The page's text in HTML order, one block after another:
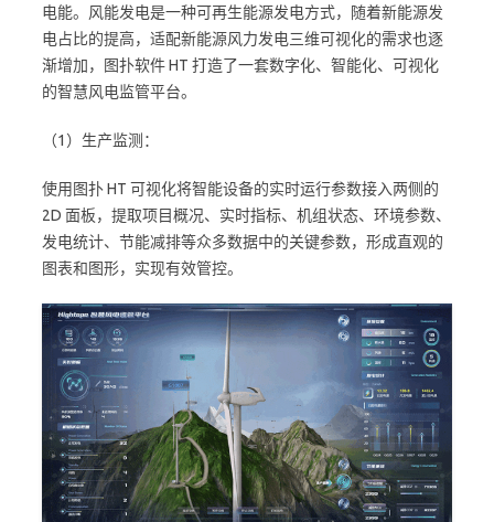
电能。风能发电是一种可再生能源发电方式，随着新能源发
电占比的提高，适配新能源风力发电三维可视化的需求也逐
渐增加，图扑软件 HT 打造了一套数字化、智能化、可视化
的智慧风电监管平台。
（1）生产监测：
使用图扑 HT 可视化将智能设备的实时运行参数接入两侧的
2D 面板，提取项目概况、实时指标、机组状态、环境参数、
发电统计、节能减排等众多数据中的关键参数，形成直观的
图表和图形，实现有效管控。